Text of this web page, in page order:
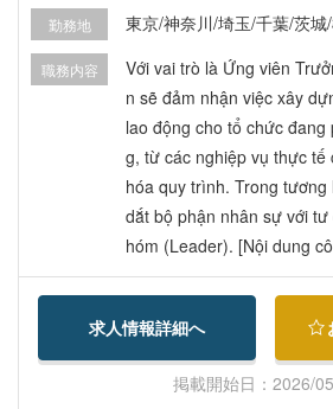
năng lực. ・Tăng lương: Tỷ
nh hàng năm là 12,5%
Thưởng: Có (2 lần/năm
g). 【Phúc lợi】 ・Chế độ quyền chọn mua cổ ph
ần (Stock option) cấp cho
hế độ nhà ở phúc lợi cho
o giải thưởng (Award)
áng. ・Chế độ Peer
・Chế độ hỗ trợ hoạt
p). ・Chế độ hỗ trợ ăn
cấp). ・Có sẵn cây nước
ặt (Office Glico) tại văn
lại (tối đa 30.000 Yên/
勤務地 東京/神奈川/埼玉/千葉/茨城/
職務内容
Với vai trò là Ứng viên
n sẽ đảm nhận việc xây
lao động cho tổ chức
g, từ các nghiệp vụ thực tế cho đến việc hệ thống
hóa quy trình. Trong
dắt bộ phận nhân sự với
hóm (Leader). [Nội dung công việc cụ thể] Thực h
iện các nghiệp vụ nhân sự
tính lương, quản lý chấm
ểm xã hội. Xây dựng và
ao động, nội quy lao động.
iệc vận hành các hệ thống
求人情報詳細へ
掲載開始日：2026/